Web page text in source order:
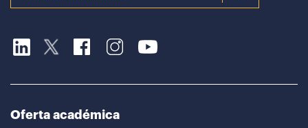
Oferta académica